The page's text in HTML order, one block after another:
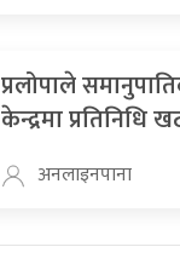
प्रलोपाले
केन्द्रमा प्रतिनिधि
अनलाइनपाना